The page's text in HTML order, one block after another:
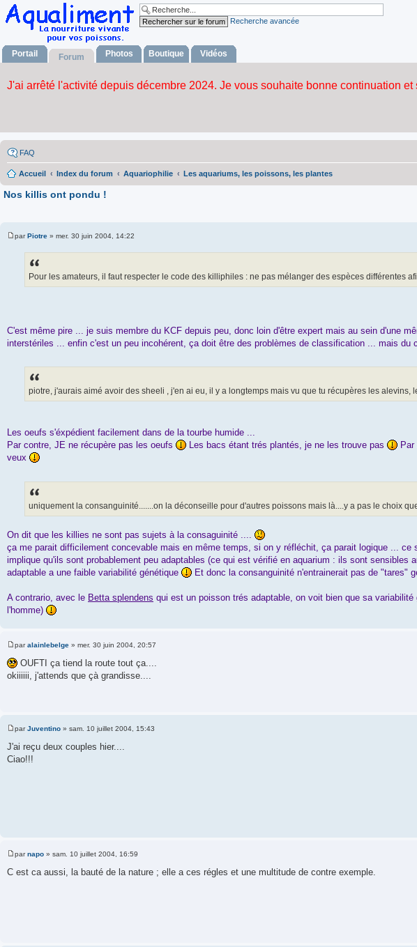
Recherche avancée
Portail Forum Photos Boutique Vidéos
FAQ
Accueil Index du forum Aquariophilie Les aquariums, les poissons, les plantes
Nos killis ont pondu !
M
parPiotre » mer. 30 juin 2004, 14:22
Pour les amateurs, il faut respecter le code des killiphiles : ne pas mélanger des espèces différentes
C'est même pire ... je suis membre du KCF depuis peu, donc loin d'être expert mais au sein d'une
interstériles ... enfin c'est un peu incohérent, ça doit être des problèmes de classification ... mais du
piotre, j'aurais aimé avoir des sheeli , j'en ai eu, il y a longtemps mais vu que tu récupères les
Les oeufs s'éxpédient facilement dans de la tourbe humide ...
Par contre, JE ne récupère pas les oeufs
Les bacs étant trés plantés, je ne les trouve pas
veux
uniquement la consanguinité.......on la déconseille pour d'autres poissons mais là....y a pas le choix
On dit que les killies ne sont pas sujets à la consaguinité ....
ça me parait difficilement concevable mais en même temps, si on y réfléchit, ça parait logique ...
implique qu'ils sont probablement peu adaptables (ce qui est vérifié en aquarium : ils sont
adaptable a une faible variabilité génétique
Et donc la consanguinité n'entrainerait pas de "tares"
A contrario, avec le Betta splendens qui est un poisson trés adaptable, on voit bien que sa
l'homme)
M
e
s
s
paralainlebelge » mer. 30 juin 2004, 20:57
OUFTI ça tiend la route tout ça....
okiiiiii, j'attends que çà grandisse....
M
e
s
s
parJuventino » sam. 10 juillet 2004, 15:43
J'ai reçu deux couples hier....
Ciao!!!
M
e
s
parnapo » sam. 10 juillet 2004, 16:59
C est ca aussi, la bauté de la nature ; elle a ces régles et une multitude de contre exemple.